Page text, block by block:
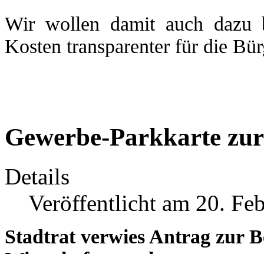
Wir wollen damit auch dazu
Kosten transparenter für die
Gewerbe-Parkkarte
Details
Veröffentlicht am 20.
Stadtrat verwies Antrag zur